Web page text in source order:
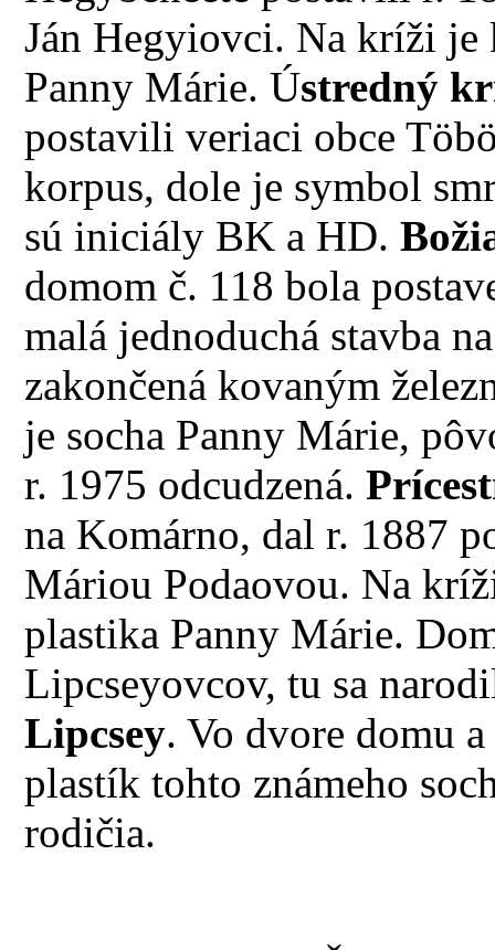
Ján Hegyiovci. Na kríži je
Panny Márie. Ústredný
postavili veriaci obce
korpus, dole je symbol
sú iniciály BK a HD.
domom č. 118 bola
malá jednoduchá stavba
zakončená kovaným
je socha Panny Márie,
r. 1975 odcudzená.
na Komárno, dal r. 1887
Máriou Podaovou. Na
plastika Panny Márie.
Lipcseyovcov, tu sa
Lipcsey. Vo dvore domu
plastík tohto známeho
rodičia.